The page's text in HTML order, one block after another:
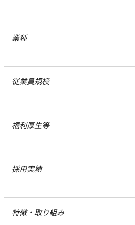
業種
従業員規模
福利厚生等
採用実績
特徴・取り組み